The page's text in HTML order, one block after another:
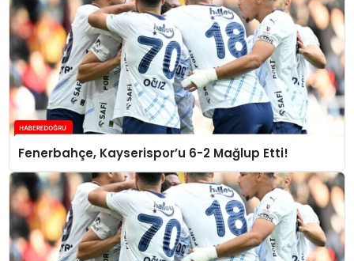
Fenerbahçe, Kayserispor’u 6-2 Mağlup Etti!